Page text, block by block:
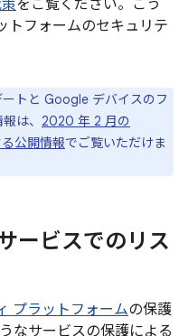
をご覧ください。こう
トフォームのセキュリテ
トと Google デバイスのフ
は、 2020 年 2 月の
公開情報でご覧いただけま
ービスでのリス
プラットフォームの保護
なサービスの保護による